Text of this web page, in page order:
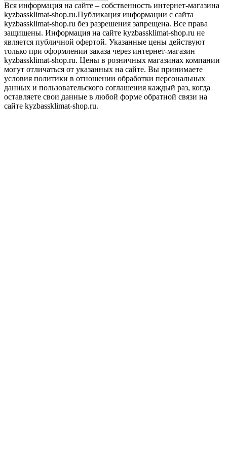
Вся информация на сайте – собственность интернет-магазина
kyzbassklimat-shop.ru.Публикация информации с сайта
kyzbassklimat-shop.ru без разрешения запрещена. Все права
защищены. Информация на сайте kyzbassklimat-shop.ru не
является публичной офертой. Указанные цены действуют
только при оформлении заказа через интернет-магазин
kyzbassklimat-shop.ru. Цены в розничных магазинах компании
могут отличаться от указанных на сайте. Вы принимаете
условия политики в отношении обработки персональных
данных и пользовательского соглашения каждый раз, когда
оставляете свои данные в любой форме обратной связи на
сайте kyzbassklimat-shop.ru.